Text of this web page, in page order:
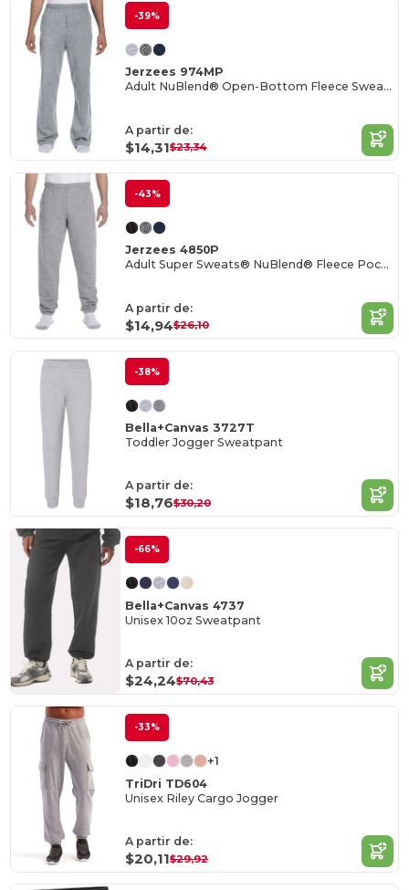
-39%
Jerzees 974MP
Adult NuBlend® Open-Bottom Fleece Sweatpants
A partir de:
$14,31$23,34
-43%
Jerzees 4850P
Adult Super Sweats® NuBlend® Fleece Pocketed Sweatpants
A partir de:
$14,94$26,10
-38%
Bella+Canvas 3727T
Toddler Jogger Sweatpant
A partir de:
$18,76$30,20
-66%
Bella+Canvas 4737
Unisex 10oz Sweatpant
A partir de:
$24,24$70,43
-33%
+1
TriDri TD604
Unisex Riley Cargo Jogger
A partir de:
$20,11$29,92